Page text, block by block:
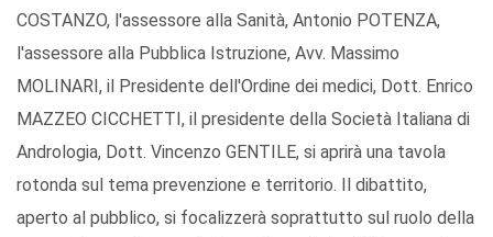
COSTANZO, l'assessore alla Sanità, Antonio POTENZA,
l'assessore alla Pubblica Istruzione, Avv. Massimo
MOLINARI, il Presidente dell'Ordine dei medici, Dott. Enrico
MAZZEO CICCHETTI, il presidente della Società Italiana di
Andrologia, Dott. Vincenzo GENTILE, si aprirà una tavola
rotonda sul tema prevenzione e territorio. Il dibattito,
aperto al pubblico, si focalizzerà soprattutto sul ruolo della